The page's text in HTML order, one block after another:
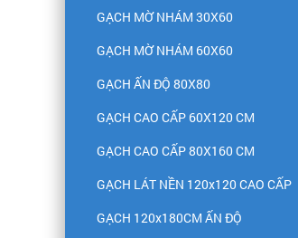
GẠCH MỜ NHÁM 30X60
GẠCH MỜ NHÁM 60X60
GẠCH ẤN ĐỘ 80X80
GẠCH CAO CẤP 60X120 CM
GẠCH CAO CẤP 80X160 CM
GẠCH LÁT NỀN 120x120 CAO CẤP
GẠCH 120x180CM ẤN ĐỘ